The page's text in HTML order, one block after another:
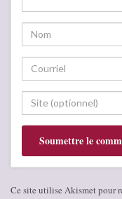
Ce site utilise Akismet pour